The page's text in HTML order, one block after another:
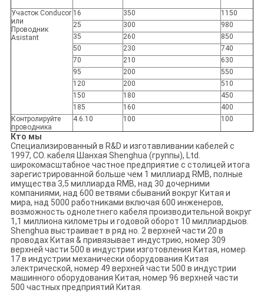
Участок Conducor
или
Проводник
Asistant
16 350
1150
25
300
980
35
260
850
50
230
740
70
210
630
95
200
550
120
200
510
150
180
450
185
160
400
Контролируйте
проводника
4.6.10 100 100
Кто мы
Специализированный в R&D и изготавливании кабелей с
1997, CO. кабеля Шанхая Shenghua (группы), Ltd.
широкомасштабное частное предприятие с столицей итога
зарегистрированной больше чем 1 миллиард RMB, полные
имущества 3,5 миллиарда RMB, над 30 дочерними
компаниями, над 600 ветвями сбываний вокруг Китая и
мира, над 5000 работниками включая 600 инженеров,
возможность однолетнего кабеля производительной вокруг
1,1 миллиона километры и годовой оборот 10 миллиардыов.
Shenghua выстраивает в ряд но. 2 верхней части 20 в
проводах Китая & привязывает индустрию, номер 309
верхней части 500 в индустрии изготовления Китая, номер
17 в индустрии механически оборудования Китая
электрической, номер 49 верхней части 500 в индустрии
машинного оборудования Китая, номер 96 верхней части
500 частных предприятий Китая.